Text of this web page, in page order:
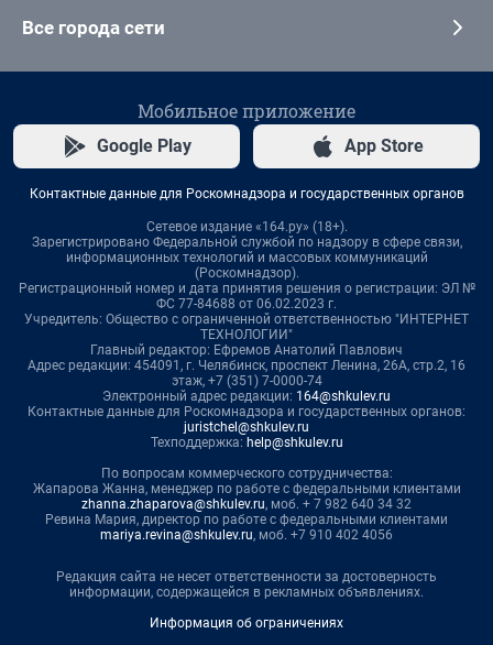
Все города сети
Мобильное приложение
Google Play App Store
Контактные данные для Роскомнадзора и государственных органов
Сетевое издание «164.ру» (18+).
Зарегистрировано Федеральной службой по надзору в сфере связи,
информационных технологий и массовых коммуникаций
(Роскомнадзор).
Регистрационный номер и дата принятия решения о регистрации: ЭЛ №
ФС 77-84688 от 06.02.2023 г.
Учредитель: Общество с ограниченной ответственностью "ИНТЕРНЕТ
ТЕХНОЛОГИИ"
Главный редактор: Ефремов Анатолий Павлович
Адрес редакции: 454091, г. Челябинск, проспект Ленина, 26А, стр.2, 16
этаж, +7 (351) 7-0000-74
Электронный адрес редакции: 164@shkulev.ru
Контактные данные для Роскомнадзора и государственных органов:
juristchel@shkulev.ru
Техподдержка: help@shkulev.ru
По вопросам коммерческого сотрудничества:
Жапарова Жанна, менеджер по работе с федеральными клиентами
zhanna.zhaparova@shkulev.ru, моб. + 7 982 640 34 32
Ревина Мария, директор по работе с федеральными клиентами
mariya.revina@shkulev.ru, моб. +7 910 402 4056
Редакция сайта не несет ответственности за достоверность
информации, содержащейся в рекламных объявлениях.
Информация об ограничениях